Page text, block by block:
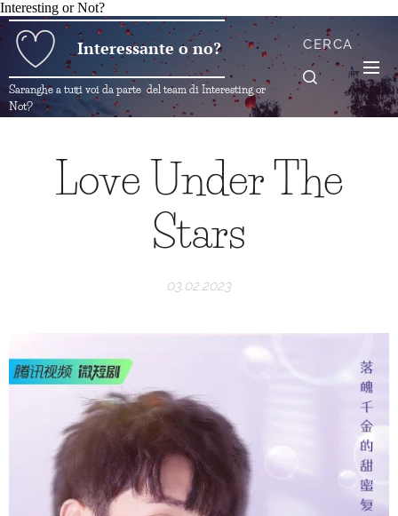
Interesting or Not?
Interessante o no?
Saranghe a tutti voi da parte del team di Interesting or
Not?
CERCA
Love Under The
Stars
03.02.2023